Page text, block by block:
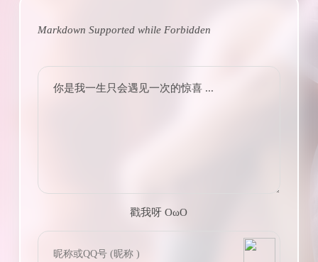
Markdown Supported while Forbidden
你是我一生只会遇见一次的惊喜 ...
戳我呀 OωO
Tieba